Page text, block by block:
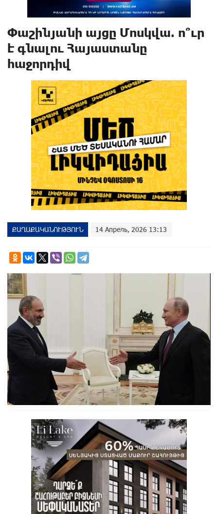
Փաշինյանի այցը Մոսկվա. ո՞ւր
է գնալու Հայաստանը
հաջորդիվ
ՔԱՂԱՔԱԿԱՆՈՒԹՅՈՒՆ 14 Апрель, 2026 13:13